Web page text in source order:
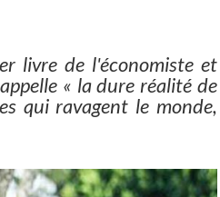
livre de l'économiste et
« la dure réalité de
qui ravagent le monde,